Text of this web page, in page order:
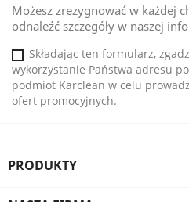
Możesz zrezygnować w każdej
odnaleźć szczegóły w naszej
Składając ten formularz,
wykorzystanie Państwa adresu
podmiot Karclean w celu
ofert promocyjnych.
PRODUKTY